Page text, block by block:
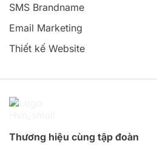
SMS Brandname
Email Marketing
Thiết kế Website
Thương hiệu cùng tập đoàn